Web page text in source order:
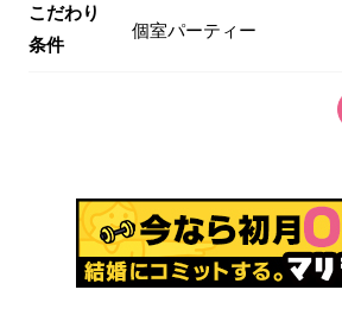
こだわり
条件
個室パーティー